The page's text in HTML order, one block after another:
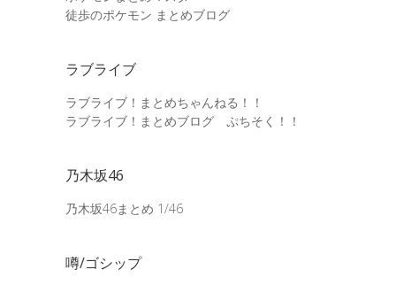
徒歩のポケモン まとめブログ
ラブライブ
ラブライブ！まとめちゃんねる！！
ラブライブ！まとめブログ ぷちそく！！
乃木坂46
乃木坂46まとめ 1/46
噂/ゴシップ